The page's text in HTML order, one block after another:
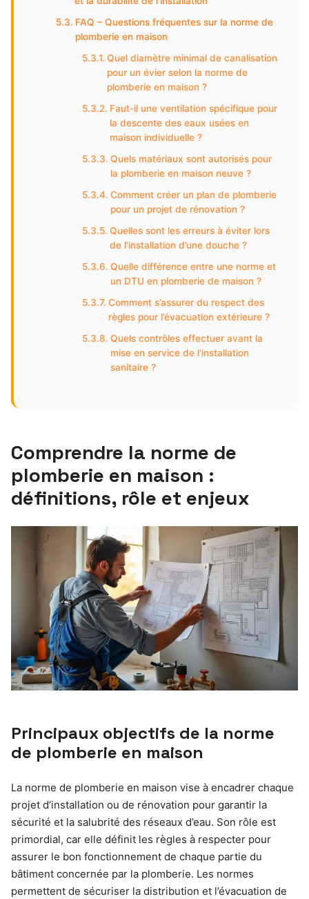
FAQ – Questions fréquentes sur la norme de
plomberie en maison
Quel diamètre minimal de canalisation
pour un évier selon la norme de
plomberie en maison ?
Faut-il une ventilation spécifique pour
la descente des eaux usées en
maison individuelle ?
Quels matériaux sont autorisés pour
la plomberie en maison neuve ?
Comment créer un plan de plomberie
pour un projet de rénovation ?
Quelles sont les erreurs à éviter lors
de l’installation d’une douche ?
Quelle différence entre une norme et
un DTU en plomberie de maison ?
Comment s’assurer du respect des
règles pour l’évacuation extérieure ?
Quels contrôles effectuer avant la
mise en service de l’installation
sanitaire ?
Comprendre la norme de
plomberie en maison :
définitions, rôle et enjeux
Principaux objectifs de la norme
de plomberie en maison
La norme de plomberie en maison vise à encadrer chaque
projet d’installation ou de rénovation pour garantir la
sécurité et la salubrité des réseaux d’eau. Son rôle est
primordial, car elle définit les règles à respecter pour
assurer le bon fonctionnement de chaque partie du
bâtiment concernée par la plomberie. Les normes
permettent de sécuriser la distribution et l’évacuation de